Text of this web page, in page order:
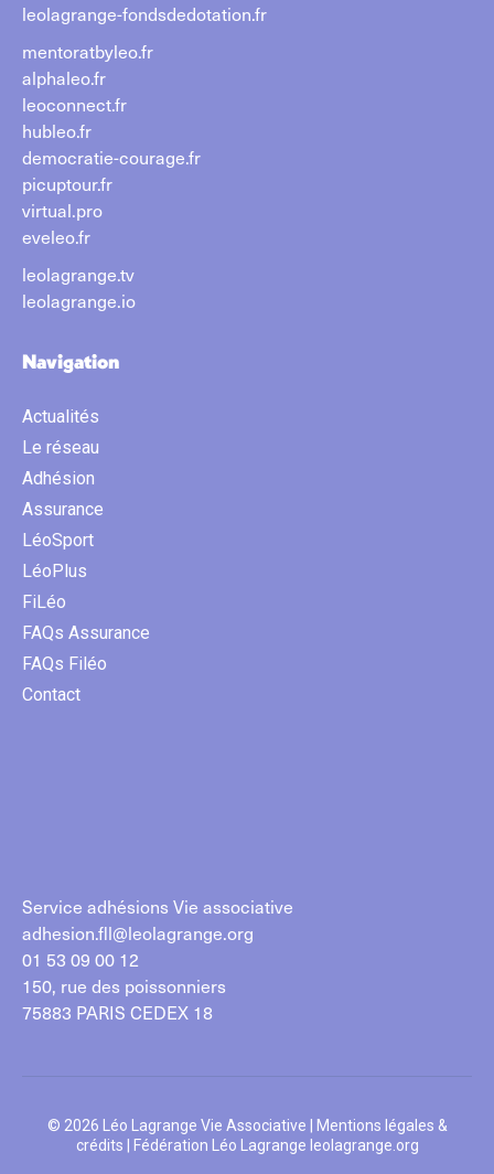
leolagrange-fondsdedotation.fr
mentoratbyleo.fr
alphaleo.fr
leoconnect.fr
hubleo.fr
democratie-courage.fr
picuptour.fr
virtual.pro
eveleo.fr
leolagrange.tv
leolagrange.io
Navigation
Actualités
Le réseau
Adhésion
Assurance
LéoSport
LéoPlus
FiLéo
FAQs Assurance
FAQs Filéo
Contact
Service adhésions Vie associative
adhesion.fll@leolagrange.org
01 53 09 00 12
150, rue des poissonniers
75883 PARIS CEDEX 18
© 2026 Léo Lagrange Vie Associative |
Mentions légales &
crédits | Fédération Léo Lagrange leolagrange.org